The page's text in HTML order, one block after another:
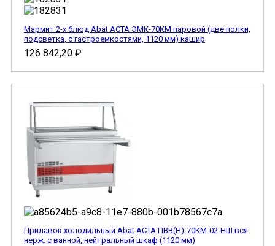
Мармит 2-х блюд Abat АСТА ЭМК-70КМ паровой (две полки,
подсветка, с гастроемкостями, 1120 мм) кашир
126 842,20 ₽
Прилавок холодильный Abat АСТА ПВВ(Н)-70КМ-02-НШ вся
нерж. с ванной, нейтральный шкаф (1120 мм)